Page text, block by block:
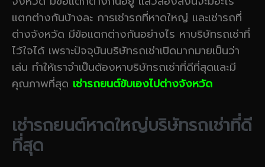
แตกต่างกันบ้างละ การเช่ารถที่หาดใหญ่ และเช่ารถที่
ต่างจังหวัด มีข้อแตกต่างกันอย่างไร หาบริษัทรถเช่าที่
ไว้ใจได้ เพราะปัจจุบันบริษัทรถเช่าเปิดมากมายเป็นว่า
เล่น ทำให้เราจำเป็นต้องหาบริษัทรถเช่าที่ดีที่สุดและมี
คุณภาพที่สุด เช่ารถยนต์ขับเองไปต่างจังหวัด
เช่ารถยนต์หาดใหญ่บริษัทรถเช่าที่ดี
ที่สุด